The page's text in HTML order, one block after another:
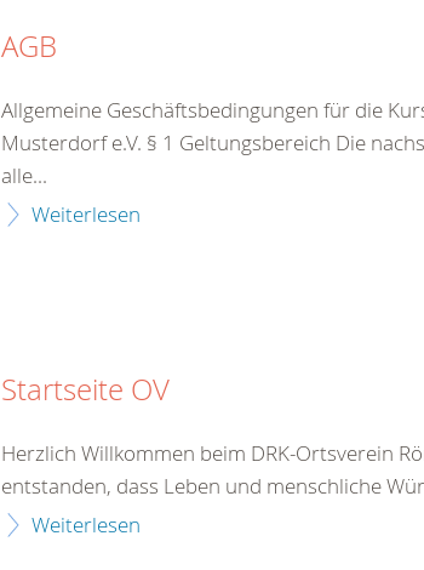
AGB
Allgemeine Geschäftsbedingungen für die
Musterdorf e.V. § 1 Geltungsbereich Die
alle...
Weiterlesen
Startseite OV
Herzlich Willkommen beim DRK-Ortsverein
entstanden, dass Leben und menschliche
Weiterlesen